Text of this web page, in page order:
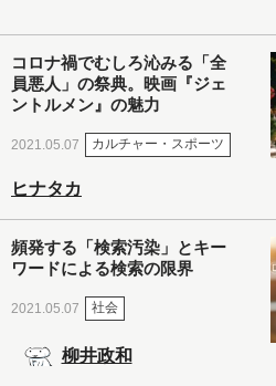
コロナ禍でむしろ沁みる「全
員悪人」の祭典。映画『ジェ
ントルメン』の魅力
2021.05.07 カルチャー・スポーツ
ヒナタカ
頻発する「検索汚染」とキー
ワードによる検索の限界
2021.05.07 社会
柳井政和